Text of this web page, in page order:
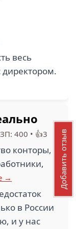
весь
директором.
400 • 👍3
конторы,
→
в России
и у нас
Добавить отзыв